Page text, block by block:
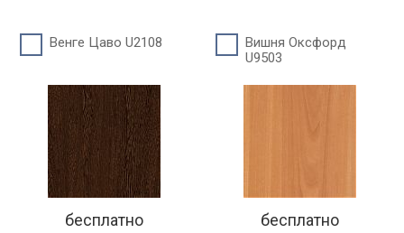
Венге Цаво U2108
бесплатно
Вишня Оксфорд
U9503
бесплатно